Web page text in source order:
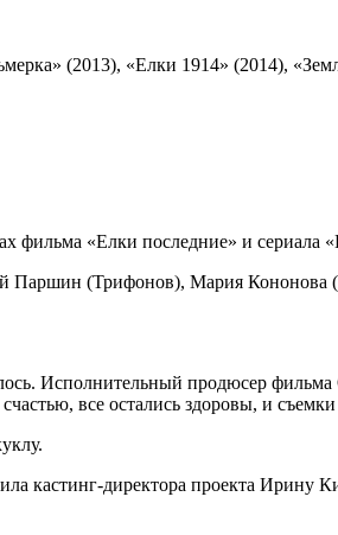
(2013), «Елки 1914» (2014),
фильма «Елки последние» и сериала
(Трифонов), Мария Кононова
Исполнительный продюсер
все остались здоровы, и
кастинг-директора проекта Ирину